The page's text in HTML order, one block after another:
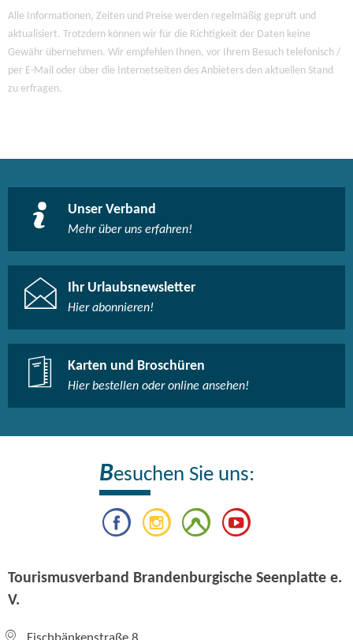
Alle Informationen, Zeiten und Preise werden regelmäßig geprüft und
aktualisiert. Trotzdem können wir für die Richtigkeit der Daten keine
Gewähr übernehmen. Wir empfehlen Ihnen, vor Ihrem Besuch telefonisch /
per E-Mail oder über die Internetseiten des Anbieters den aktuellen Stand
zu erfragen.
Unser Verband
Mehr über uns erfahren!
Ihr Urlaubsnewsletter
Hier abonnieren!
Karten und Broschüren
Hier bestellen oder online ansehen!
Besuchen Sie uns:
Tourismusverband Brandenburgische Seenplatte e.
V.